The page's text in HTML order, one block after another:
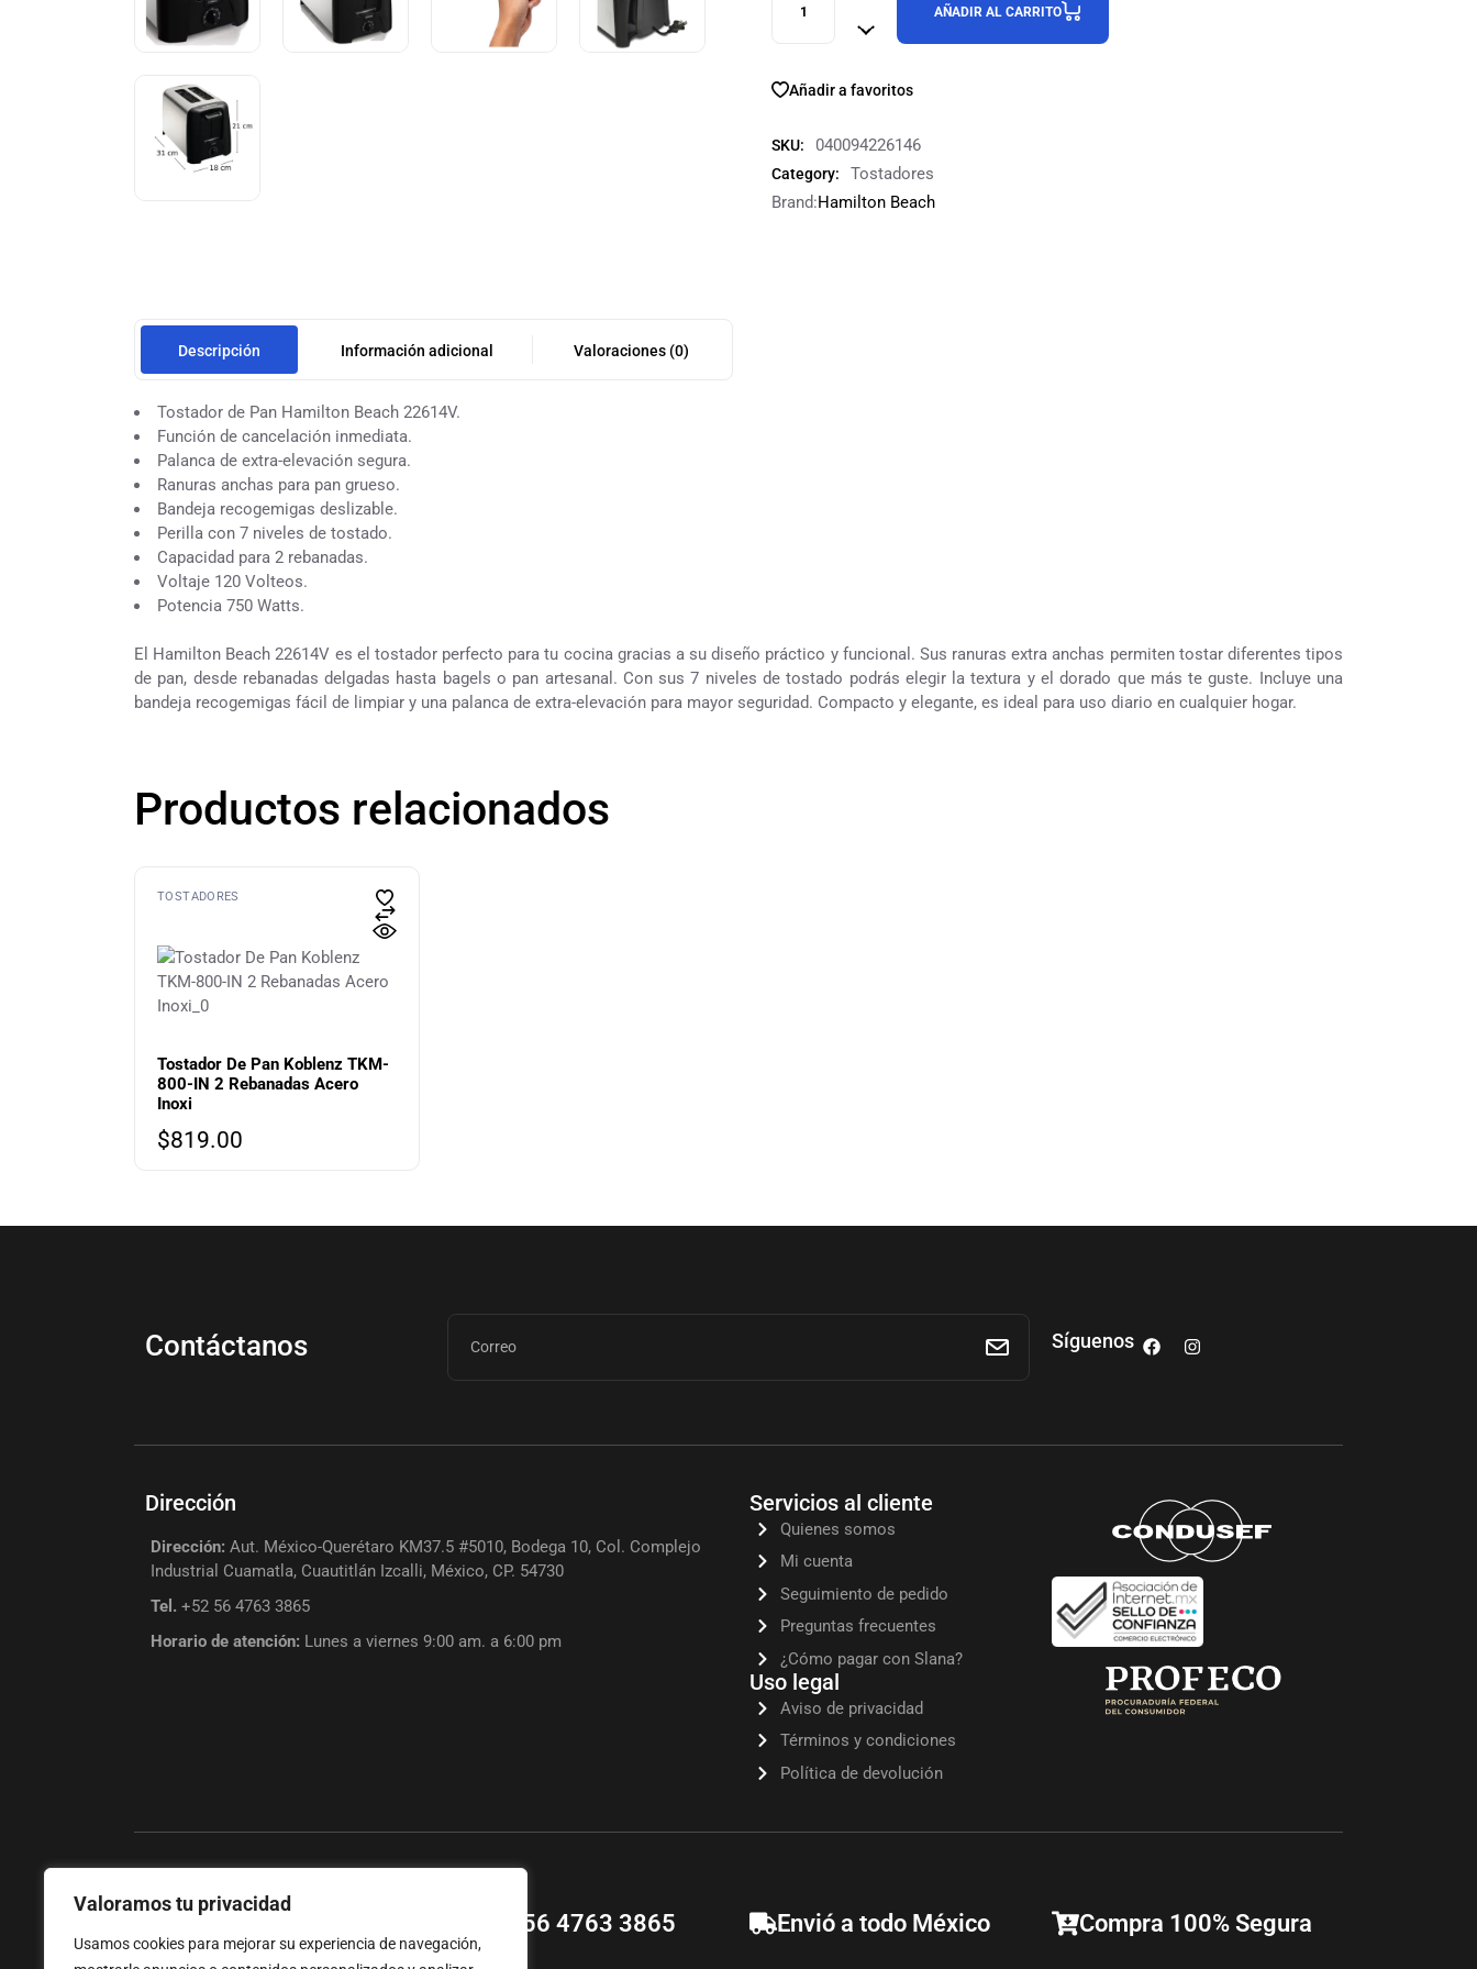
Valoramos tu privacidad
Usamos cookies para mejorar su experiencia de navegación,
AÑADIR AL CARRITO
Añadir a favoritos
SKU: 040094226146
Category:
Tostadores
Brand:Hamilton Beach
Descripción Información adicional Valoraciones (0)
Tostador de Pan Hamilton Beach 22614V.
Función de cancelación inmediata.
Palanca de extra-elevación segura.
Ranuras anchas para pan grueso.
Bandeja recogemigas deslizable.
Perilla con 7 niveles de tostado.
Capacidad para 2 rebanadas.
Voltaje 120 Volteos.
Potencia 750 Watts.
El Hamilton Beach 22614V es el tostador perfecto para tu cocina gracias a su diseño práctico y funcional. Sus ranuras extra anchas permiten tostar diferentes tipos
de pan, desde rebanadas delgadas hasta bagels o pan artesanal. Con sus 7 niveles de tostado podrás elegir la textura y el dorado que más te guste. Incluye una
bandeja recogemigas fácil de limpiar y una palanca de extra-elevación para mayor seguridad. Compacto y elegante, es ideal para uso diario en cualquier hogar.
Productos relacionados
TOSTADORES
Tostador De Pan Koblenz TKM-
800-IN 2 Rebanadas Acero
Inoxi
$819.00
Contáctanos Síguenos
Dirección
Dirección: Aut. México-Querétaro KM37.5 #5010, Bodega 10, Col. Complejo
Industrial Cuamatla, Cuautitlán Izcalli, México, CP. 54730
Tel. +52 56 4763 3865
Horario de atención: Lunes a viernes 9:00 am. a 6:00 pm
Servicios al cliente
Quienes somos
Mi cuenta
Seguimiento de pedido
Preguntas frecuentes
¿Cómo pagar con Slana?
Uso legal
Aviso de privacidad
Términos y condiciones
Política de devolución
+52 56 4763 3865 Envió a todo México Compra 100% Segura